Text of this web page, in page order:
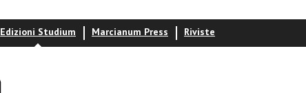
Edizioni Studium Marcianum Press Riviste